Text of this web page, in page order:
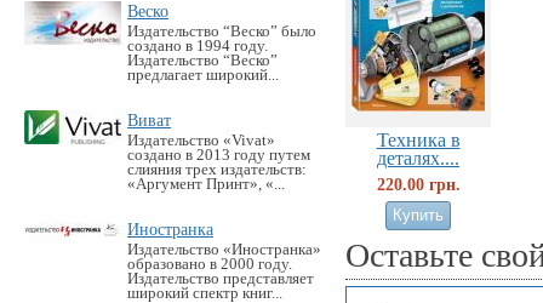
Веско
Издательство “Веско” было
создано в 1994 году.
Издательство “Веско”
предлагает широкий...
Виват
Издательство «Vivat»
создано в 2013 году путем
слияния трех издательств:
«Аргумент Принт», «...
Иностранка
Издательство «Иностранка»
образовано в 2000 году.
Издательство представляет
широкий спектр книг...
Техника в
деталях....
220.00 грн.
Оставьте